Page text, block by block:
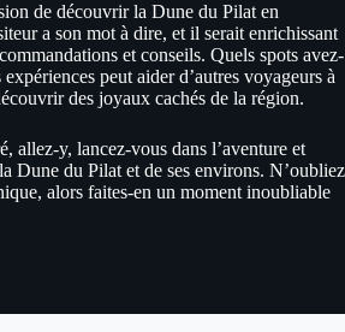
de découvrir la Dune du Pilat en
a son mot à dire, et il serait enrichissant
et conseils. Quels spots avez-
peut aider d’autres voyageurs à
des joyaux cachés de la région.
allez-y, lancez-vous dans l’aventure et
Dune du Pilat et de ses environs. N’oubliez
alors faites-en un moment inoubliable